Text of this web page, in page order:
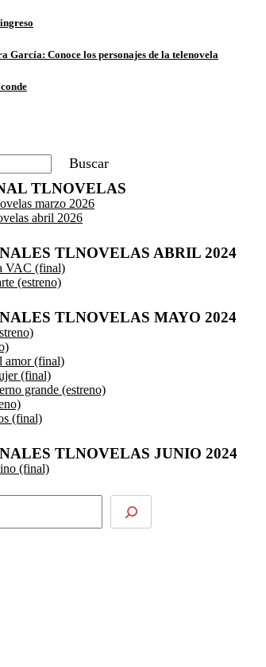
García: Conoce los personajes de la telenovela
TLNOVELAS
marzo 2026
abril 2026
TLNOVELAS ABRIL 2024
VAC (final)
(estreno)
TLNOVELAS MAYO 2024
amor (final)
(final)
grande (estreno)
(final)
TLNOVELAS JUNIO 2024
(final)